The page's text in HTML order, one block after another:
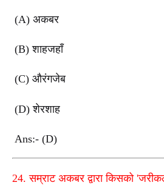
(A) अकबर
(B)शाहजहाँ
(C) औरंगजेब
(D)शेरशाह
Ans:- (D)
24.सम्राट अकबर द्वारा किसको '